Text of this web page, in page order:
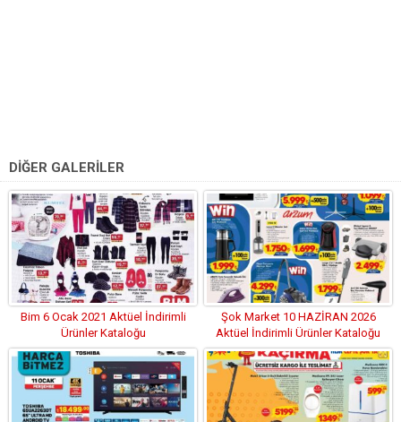
DİĞER GALERİLER
Bim 6 Ocak 2021 Aktüel İndirimli
Ürünler Kataloğu
Şok Market 10 HAZİRAN 2026
Aktüel İndirimli Ürünler Kataloğu